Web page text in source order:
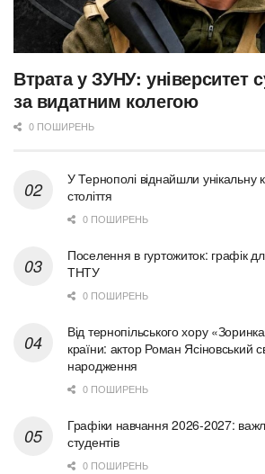
Втрата у ЗУНУ: університет
за видатним колегою
0 ПОШИРЕНЬ
У Тернополі віднайшли унікальну
століття
0 ПОШИРЕНЬ
Поселення в гуртожиток: графік
ТНТУ
0 ПОШИРЕНЬ
Від тернопільського хору
країни: актор Роман Ясіновський
народження
0 ПОШИРЕНЬ
Графіки навчання 2026-2027:
студентів
0 ПОШИРЕНЬ